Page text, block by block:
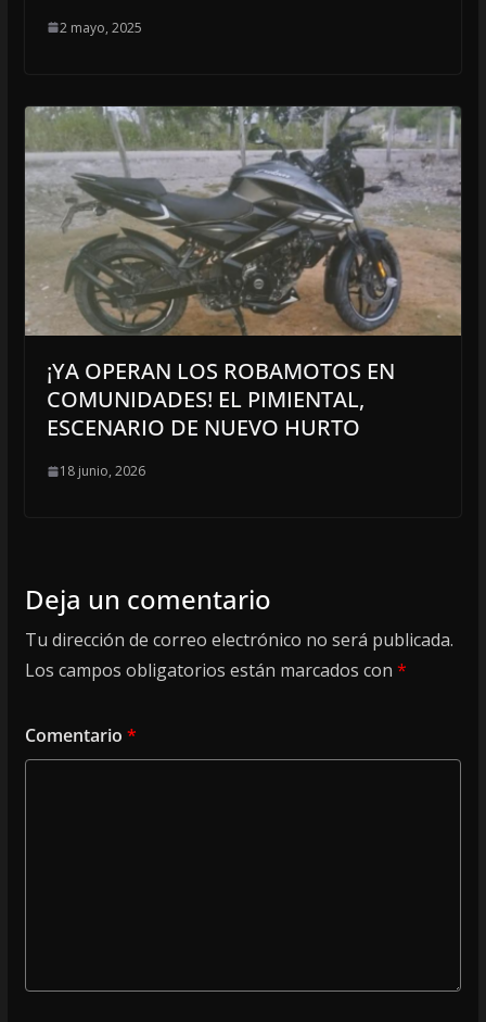
2 mayo, 2025
¡YA OPERAN LOS ROBAMOTOS EN
COMUNIDADES! EL PIMIENTAL,
ESCENARIO DE NUEVO HURTO
18 junio, 2026
Deja un comentario
Tu dirección de correo electrónico no será publicada.
Los campos obligatorios están marcados con *
Comentario *